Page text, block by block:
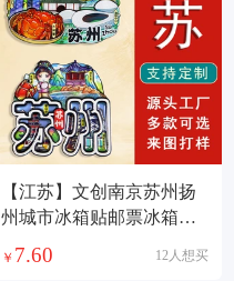
【江苏】文创南京苏州扬
州城市冰箱贴邮票冰箱装
饰品纪念品国潮
￥ 7.60 12人想买